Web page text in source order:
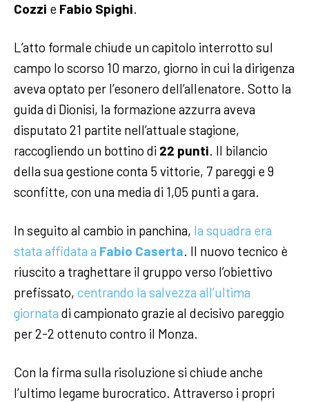
Cozzi e Fabio Spighi.
L’atto formale chiude un capitolo interrotto sul
campo lo scorso 10 marzo, giorno in cui la dirigenza
aveva optato per l’esonero dell’allenatore. Sotto la
guida di Dionisi, la formazione azzurra aveva
disputato 21 partite nell’attuale stagione,
raccogliendo un bottino di 22 punti. Il bilancio
della sua gestione conta 5 vittorie, 7 pareggi e 9
sconfitte, con una media di 1,05 punti a gara.
In seguito al cambio in panchina, la squadra era
stata affidata a Fabio Caserta. Il nuovo tecnico è
riuscito a traghettare il gruppo verso l’obiettivo
prefissato, centrando la salvezza all’ultima
giornata di campionato grazie al decisivo pareggio
per 2-2 ottenuto contro il Monza.
Con la firma sulla risoluzione si chiude anche
l’ultimo legame burocratico. Attraverso i propri